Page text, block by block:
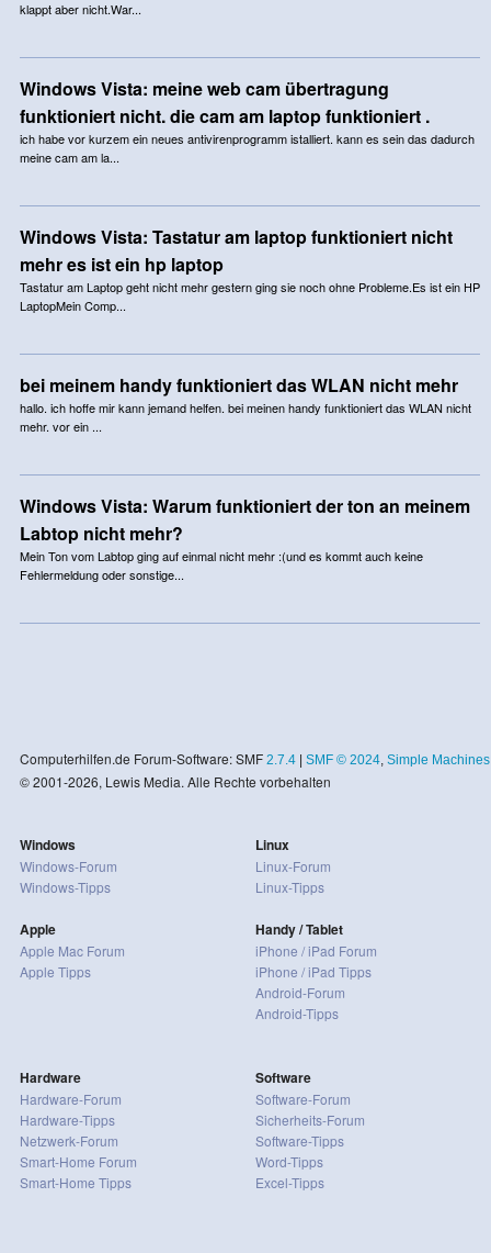
klappt aber nicht.War...
Windows Vista: meine web cam übertragung
funktioniert nicht. die cam am laptop funktioniert .
ich habe vor kurzem ein neues antivirenprogramm istalliert. kann es sein das dadurch
meine cam am la...
Windows Vista: Tastatur am laptop funktioniert nicht
mehr es ist ein hp laptop
Tastatur am Laptop geht nicht mehr gestern ging sie noch ohne Probleme.Es ist ein HP
LaptopMein Comp...
bei meinem handy funktioniert das WLAN nicht mehr
hallo. ich hoffe mir kann jemand helfen. bei meinen handy funktioniert das WLAN nicht
mehr. vor ein ...
Windows Vista: Warum funktioniert der ton an meinem
Labtop nicht mehr?
Mein Ton vom Labtop ging auf einmal nicht mehr :(und es kommt auch keine
Fehlermeldung oder sonstige...
Computerhilfen.de Forum-Software: SMF 2.7.4| SMF © 2024, Simple Machines
© 2001-2026, Lewis Media. Alle Rechte vorbehalten
Windows
Windows-Forum
Windows-Tipps
Apple
Apple Mac Forum
Apple Tipps
Linux
Linux-Forum
Linux-Tipps
Handy / Tablet
iPhone / iPad Forum
iPhone / iPad Tipps
Android-Forum
Android-Tipps
Hardware
Hardware-Forum
Hardware-Tipps
Netzwerk-Forum
Smart-Home Forum
Smart-Home Tipps
Software
Software-Forum
Sicherheits-Forum
Software-Tipps
Word-Tipps
Excel-Tipps